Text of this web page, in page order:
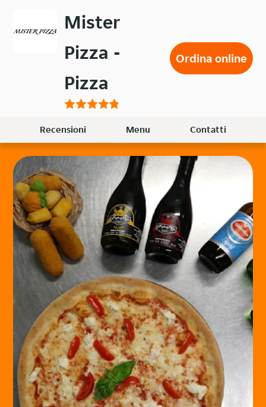
contenuto
Mister
Pizza -
Pizza
Ordina online
Recensioni Menu Contatti